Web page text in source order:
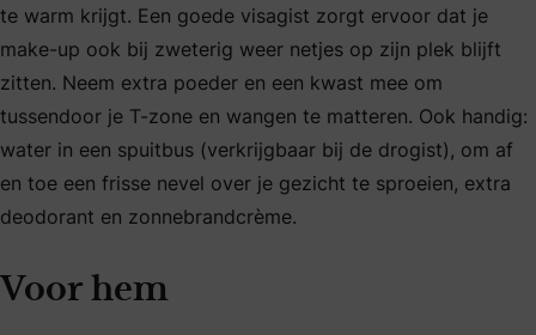
te warm krijgt. Een goede visagist zorgt ervoor dat je
make-up ook bij zweterig weer netjes op zijn plek blijft
zitten. Neem extra poeder en een kwast mee om
tussendoor je T-zone en wangen te matteren. Ook handig:
water in een spuitbus (verkrijgbaar bij de drogist), om af
en toe een frisse nevel over je gezicht te sproeien, extra
deodorant en zonnebrandcrème.
Voor hem